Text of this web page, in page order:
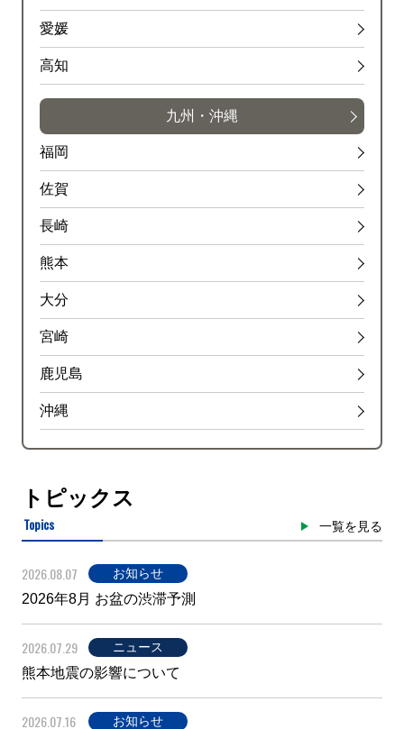
愛媛
高知
九州・沖縄
福岡
佐賀
長崎
熊本
大分
宮崎
鹿児島
沖縄
トピックス
Topics 一覧を見る
2026.08.07 お知らせ
2026年8月 お盆の渋滞予測
2026.07.29 ニュース
熊本地震の影響について
2026.07.16 お知らせ